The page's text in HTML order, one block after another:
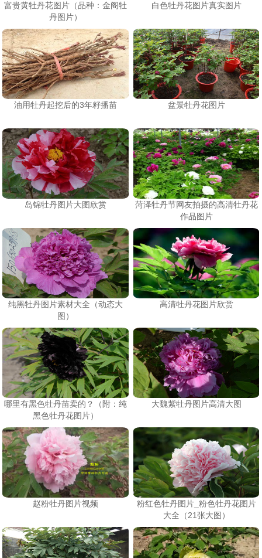
富贵黄牡丹花图片（品种：金阁牡
丹图片）
白色牡丹花图片真实图片
油用牡丹起挖后的3年籽播苗 盆景牡丹花图片
岛锦牡丹图片大图欣赏
菏泽牡丹节网友拍摄的高清牡丹花
作品图片
纯黑牡丹图片素材大全（动态大
图）
高清牡丹花图片欣赏
哪里有黑色牡丹苗卖的？（附：纯
黑色牡丹花图片）
大魏紫牡丹图片高清大图
赵粉牡丹图片视频
粉红色牡丹图片_粉色牡丹花图片
大全（21张大图）